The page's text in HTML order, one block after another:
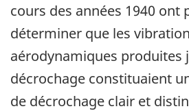
cours des années 1940 ont
déterminer que les
aérodynamiques produites
décrochage constituaient
de décrochage clair et